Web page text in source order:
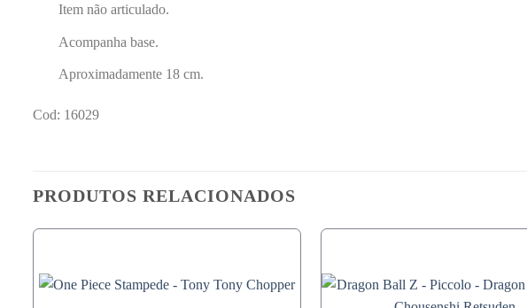
Item não articulado.
Acompanha base.
Aproximadamente 18 cm.
Cod: 16029
PRODUTOS RELACIONADOS